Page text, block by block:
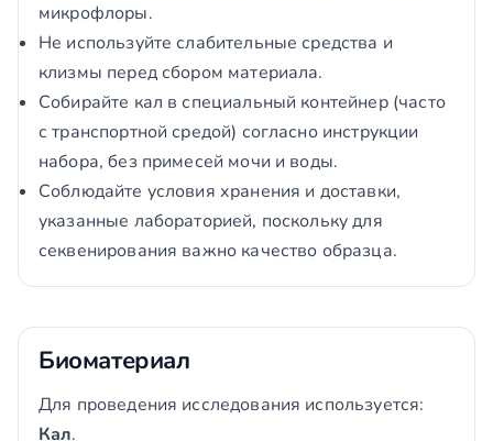
микрофлоры.
Не используйте слабительные средства и
клизмы перед сбором материала.
Собирайте кал в специальный контейнер (часто
с транспортной средой) согласно инструкции
набора, без примесей мочи и воды.
Соблюдайте условия хранения и доставки,
указанные лабораторией, поскольку для
секвенирования важно качество образца.
Биоматериал
Для проведения исследования используется:
Кал.